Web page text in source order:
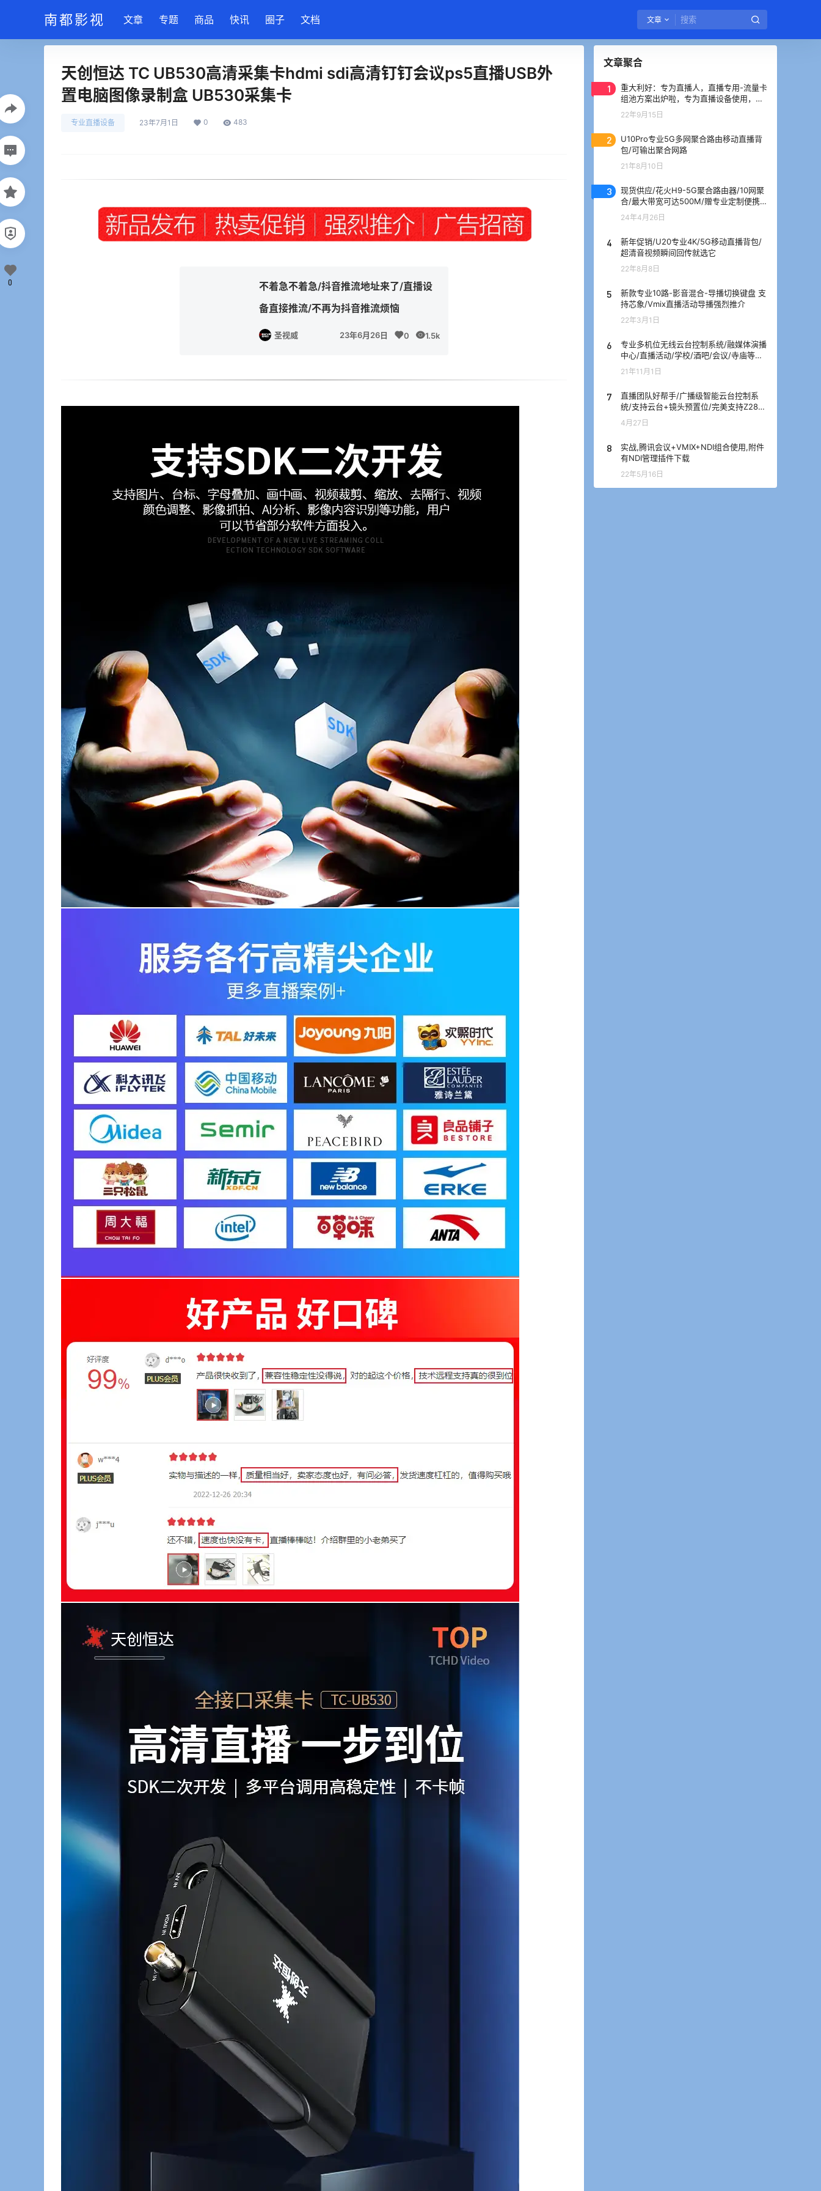
南都影视 文章 专题 商品 快讯 圈子 文档 文章
天创恒达 TC UB530高清采集卡hdmi sdi高清钉钉会议ps5直播USB外
置电脑图像录制盒 UB530采集卡
专业直播设备 23年7月1日 0 483
不着急不着急/抖音推流地址来了/直播设
备直接推流/不再为抖音推流烦恼
圣视威 23年6月26日 0 1.5k
0
文章聚合
1
重大利好：专为直播人，直播专用-流量卡
组池方案出炉啦，专为直播设备使用，没
有之一
22年9月15日
2
U10Pro专业5G多网聚合路由移动直播背
包/可输出聚合网路
21年8月10日
3
现货供应/花火H9-5G聚合路由器/10网聚
合/最大带宽可达500M/赠专业定制便携
24年4月26日
4
新年促销/U20专业4K/5G移动直播背包/
超清音视频瞬间回传就选它
22年8月8日
5
新款专业10路-影音混合-导播切换键盘 支
持芯象/Vmix直播活动导播强烈推介
22年3月1日
6
专业多机位无线云台控制系统/融媒体演播
中心/直播活动/学校/酒吧/会议/寺庙等解
决方案
21年11月1日
7
直播团队好帮手/广播级智能云台控制系
统/支持云台+镜头预置位/完美支持Z280
摄像机/优秀的遥控手感,顺滑流畅
4月27日
8
实战,腾讯会议+VMIX+NDI组合使用,附件
有NDI管理插件下载
22年5月16日